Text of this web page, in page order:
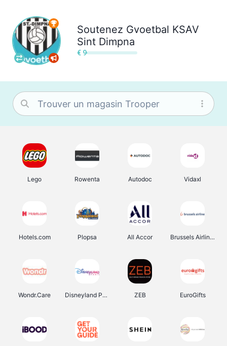
Soutenez Gvoetbal KSAV
Sint Dimpna
€ 9
Lego Rowenta Autodoc Vidaxl
Hotels.com Plopsa All Accor Brussels Airlines
Wondr.Care Disneyland Paris ZEB EuroGifts